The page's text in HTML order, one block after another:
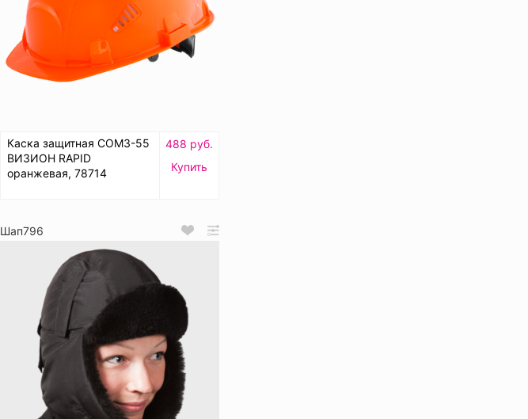
Каска защитная СОМЗ-55
ВИЗИОН RAPID
оранжевая, 78714
488 руб.
Купить
Шап796